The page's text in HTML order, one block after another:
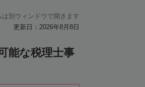
別ウィンドウで開きます
更新日：2026年8月8日
能な税理士事